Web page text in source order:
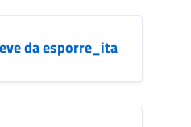
da esporre_ita